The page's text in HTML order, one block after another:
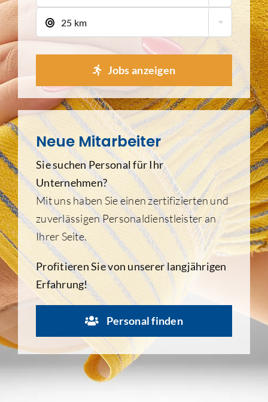
25 km
Jobs anzeigen
Neue Mitarbeiter
Sie suchen Personal für Ihr
Unternehmen?
Mit uns haben Sie einen zertifizierten und
zuverlässigen Personaldienstleister an
Ihrer Seite.
Profitieren Sie von unserer langjährigen
Erfahrung!
Personal finden